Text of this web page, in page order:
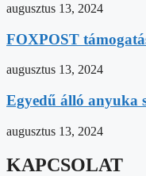
augusztus 13, 2024
FOXPOST
augusztus 13, 2024
Egyedű álló anyuka
augusztus 13, 2024
KAPCSOLAT